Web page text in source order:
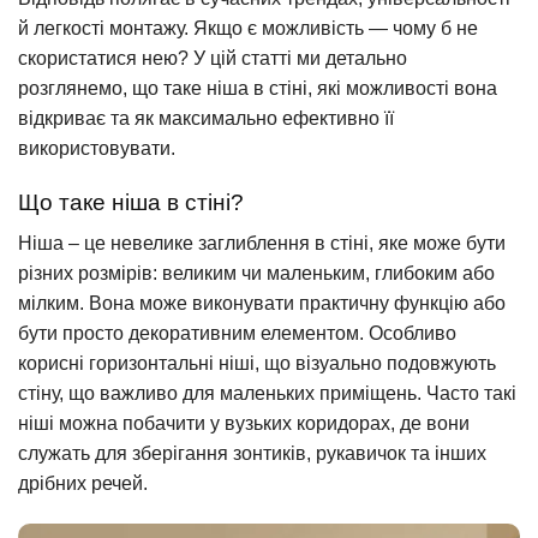
й легкості монтажу. Якщо є можливість — чому б не
скористатися нею? У цій статті ми детально
розглянемо, що таке ніша в стіні, які можливості вона
відкриває та як максимально ефективно її
використовувати.
Що таке ніша в стіні?
Ніша – це невелике заглиблення в стіні, яке може бути
різних розмірів: великим чи маленьким, глибоким або
мілким. Вона може виконувати практичну функцію або
бути просто декоративним елементом. Особливо
корисні горизонтальні ніші, що візуально подовжують
стіну, що важливо для маленьких приміщень. Часто такі
ніші можна побачити у вузьких коридорах, де вони
служать для зберігання зонтиків, рукавичок та інших
дрібних речей.